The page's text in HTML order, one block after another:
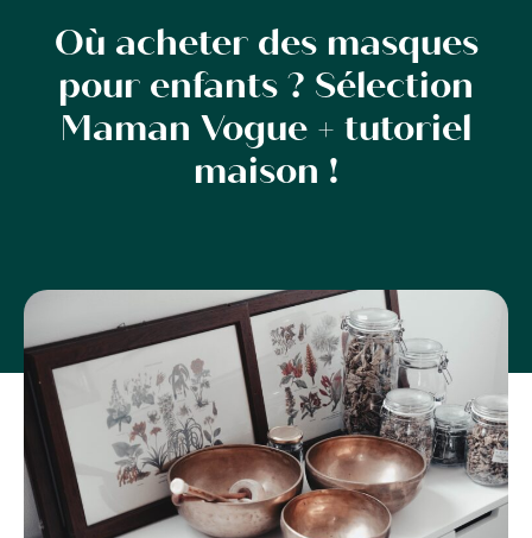
+
Où acheter des masques
pour enfants ? Sélection
Maman Vogue + tutoriel
maison !